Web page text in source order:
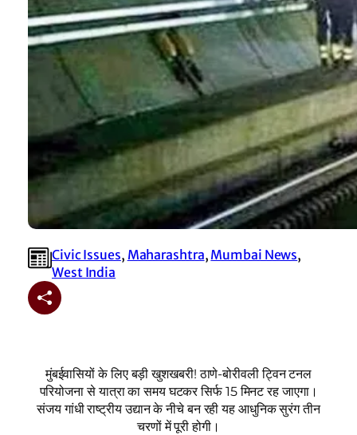
Civic Issues, Maharashtra, Mumbai News
West India
मुंबईवासियों के लिए बड़ी खुशखबरी! ठाणे-बोरीवली ट्विन टनल
परियोजना से यात्रा का समय घटकर सिर्फ 15 मिनट रह जाएगा।
संजय गांधी राष्ट्रीय उद्यान के नीचे बन रही यह आधुनिक सुरंग तीन
चरणों में पूरी होगी।